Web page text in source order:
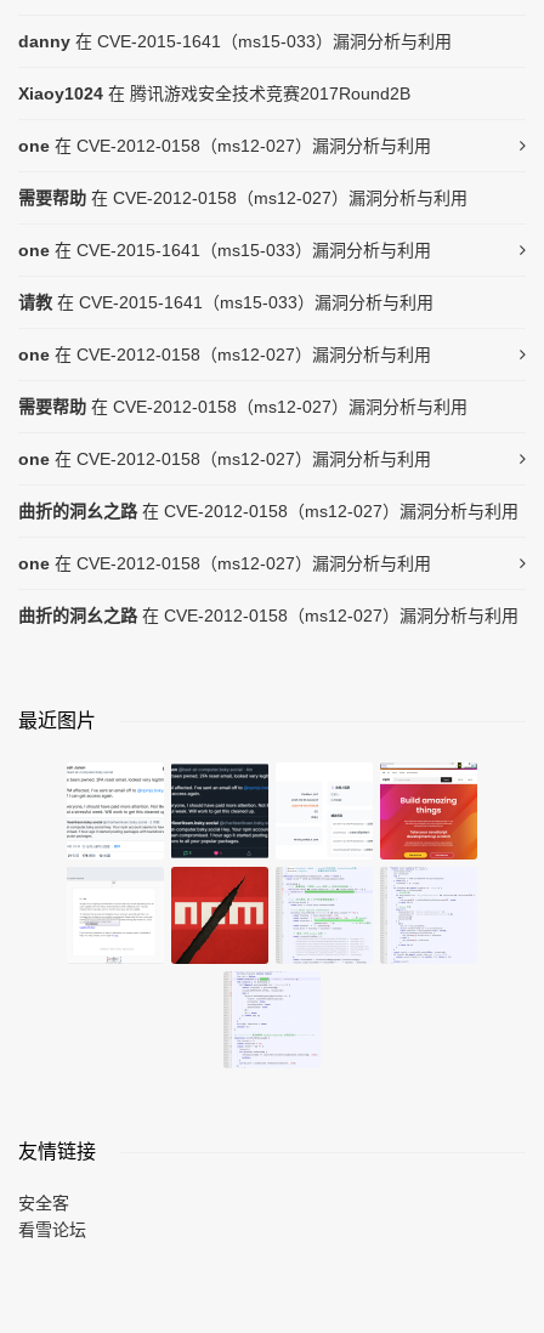
danny 在 CVE-2015-1641（ms15-033）漏洞分析与利用
Xiaoy1024 在 腾讯游戏安全技术竞赛2017Round2B
one 在 CVE-2012-0158（ms12-027）漏洞分析与利用
需要帮助 在 CVE-2012-0158（ms12-027）漏洞分析与利用
one 在 CVE-2015-1641（ms15-033）漏洞分析与利用
请教 在 CVE-2015-1641（ms15-033）漏洞分析与利用
one 在 CVE-2012-0158（ms12-027）漏洞分析与利用
需要帮助 在 CVE-2012-0158（ms12-027）漏洞分析与利用
one 在 CVE-2012-0158（ms12-027）漏洞分析与利用
曲折的洞幺之路 在 CVE-2012-0158（ms12-027）漏洞分析与利用
one 在 CVE-2012-0158（ms12-027）漏洞分析与利用
曲折的洞幺之路 在 CVE-2012-0158（ms12-027）漏洞分析与利用
最近图片
友情链接
安全客
看雪论坛